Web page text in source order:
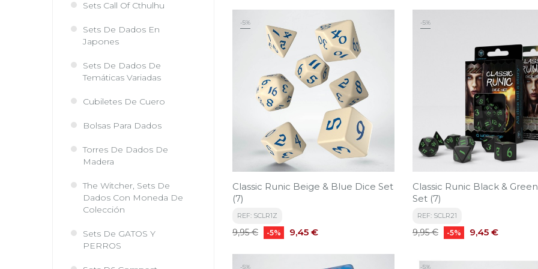
Sets Call Of Cthulhu
Sets De Dados En
Japones
Sets De Dados De
Temáticas Variadas
Cubiletes De Cuero
Bolsas Para Dados
Torres De Dados De
Madera
The Witcher, Sets De
Dados Con Moneda De
Colección
Sets De GATOS Y
PERROS
-5%
Classic Runic Beige & Blue Dice Set
(7)
REF: SCLR1Z
Precio
9,95 € -5% Precio
9,45 €
-5%
Classic Runic Black &
Set (7)
REF: SCLR21
Precio
9,95 € -5% Precio
9,45 €
-5% -5%